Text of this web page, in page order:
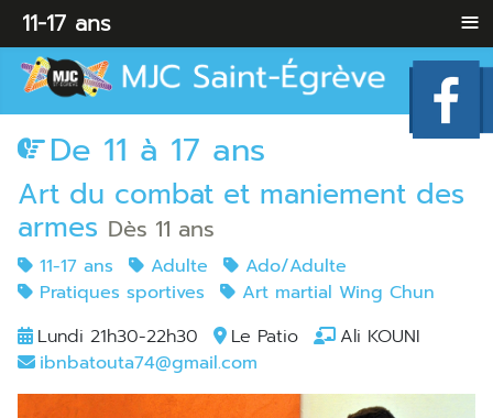
De 11 à 17 ans
Art du combat et maniement des
armes Dès 11 ans
11-17 ans Adulte
Ado/Adulte
Pratiques sportives
Art martial Wing Chun
Lundi 21h30-22h30
Le Patio
Ali KOUNI
ibnbatouta74@gmail.com
11-17 ans ≡